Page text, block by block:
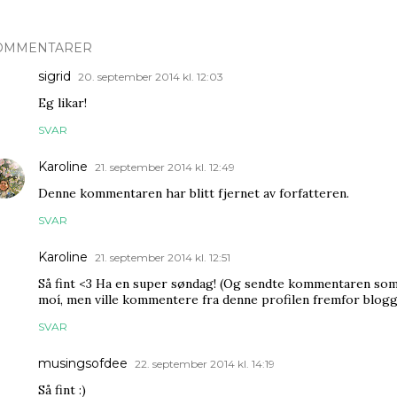
sigrid 20. september 2014 kl. 12:03
Eg likar!
SVAR
Karoline 21. september 2014 kl. 12:49
Denne kommentaren har blitt fjernet av forfatteren.
SVAR
Karoline 21. september 2014 kl. 12:51
Så fint <3 Ha en super søndag! (Og sendte kommentaren
moí, men ville kommentere fra denne profilen fremfor
SVAR
musingsofdee 22. september 2014 kl. 14:19
Så fint :)